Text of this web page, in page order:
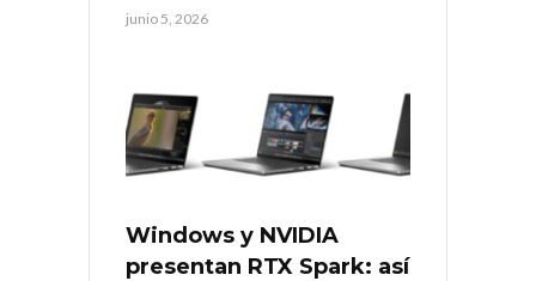
junio 5, 2026
Windows y NVIDIA
presentan RTX Spark: así